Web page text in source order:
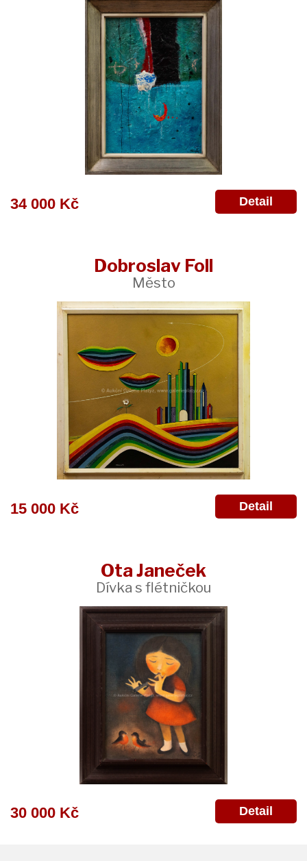
34 000 Kč Detail
Dobroslav Foll
Město
15 000 Kč Detail
Ota Janeček
Dívka s flétničkou
30 000 Kč Detail